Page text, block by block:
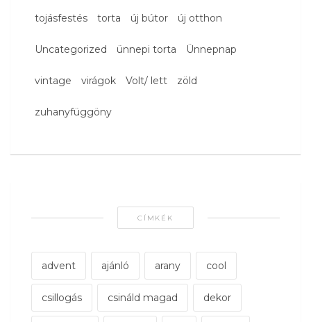
tojásfestés torta új bútor új otthon
Uncategorized ünnepi torta Ünnepnap
vintage virágok Volt/ lett zöld
zuhanyfüggöny
CÍMKÉK
advent ajánló arany cool
csillogás csináld magad dekor